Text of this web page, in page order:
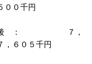
００千円
後 ： ７，
，６０５千円